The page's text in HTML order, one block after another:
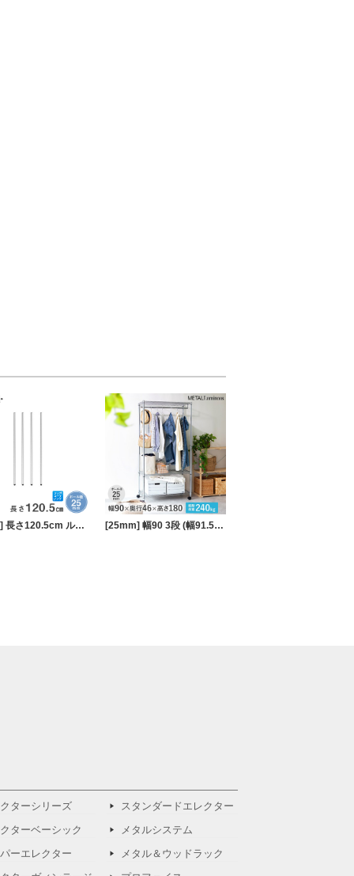
[25mm] 長さ120.5cm ルミナスポール4本組 [25mm] 幅90 3段 (幅91.5×奥行46×高さ178.5cm) メタルルミナスラック ハンガーラック ワードローブ